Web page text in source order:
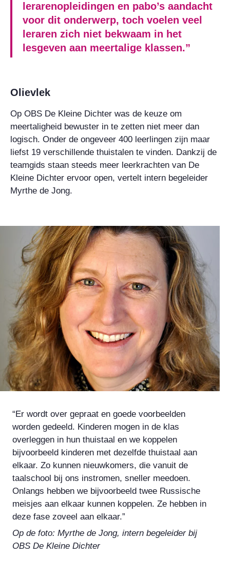
lerarenopleidingen en pabo’s aandacht
voor dit onderwerp, toch voelen veel
leraren zich niet bekwaam in het
lesgeven aan meertalige klassen.”
Olievlek
Op OBS De Kleine Dichter was de keuze om
meertaligheid bewuster in te zetten niet meer dan
logisch. Onder de ongeveer 400 leerlingen zijn maar
liefst 19 verschillende thuistalen te vinden. Dankzij de
teamgids staan steeds meer leerkrachten van De
Kleine Dichter ervoor open, vertelt intern begeleider
Myrthe de Jong.
“Er wordt over gepraat en goede voorbeelden
worden gedeeld. Kinderen mogen in de klas
overleggen in hun thuistaal en we koppelen
bijvoorbeeld kinderen met dezelfde thuistaal aan
elkaar. Zo kunnen nieuwkomers, die vanuit de
taalschool bij ons instromen, sneller meedoen.
Onlangs hebben we bijvoorbeeld twee Russische
meisjes aan elkaar kunnen koppelen. Ze hebben in
deze fase zoveel aan elkaar.”
Op de foto: Myrthe de Jong, intern begeleider bij
OBS De Kleine Dichter